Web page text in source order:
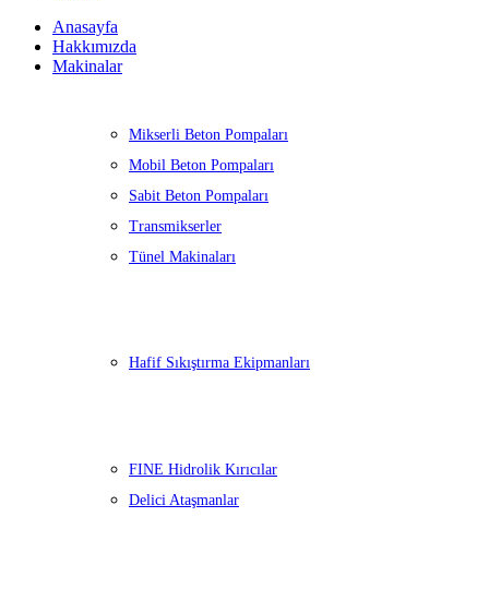
Anasayfa
Hakkımızda
Makinalar
Mikserli Beton Pompaları
Mobil Beton Pompaları
Sabit Beton Pompaları
Transmikserler
Tünel Makinaları
Hafif Sıkıştırma Ekipmanları
FINE Hidrolik Kırıcılar
Delici Ataşmanlar